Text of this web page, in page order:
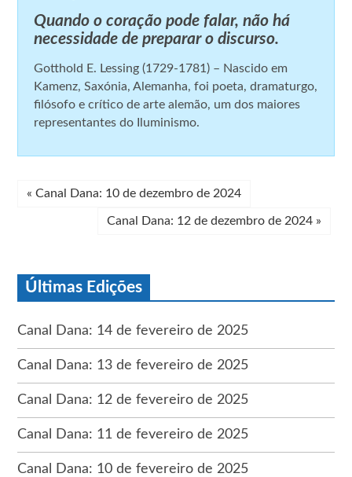
Quando o coração pode falar, não há
necessidade de preparar o discurso.
Gotthold E. Lessing (1729-1781) – Nascido em
Kamenz, Saxónia, Alemanha, foi poeta, dramaturgo,
filósofo e crítico de arte alemão, um dos maiores
representantes do Iluminismo.
« Canal Dana: 10 de dezembro de 2024
Canal Dana: 12 de dezembro de 2024 »
Últimas Edições
Canal Dana: 14 de fevereiro de 2025
Canal Dana: 13 de fevereiro de 2025
Canal Dana: 12 de fevereiro de 2025
Canal Dana: 11 de fevereiro de 2025
Canal Dana: 10 de fevereiro de 2025